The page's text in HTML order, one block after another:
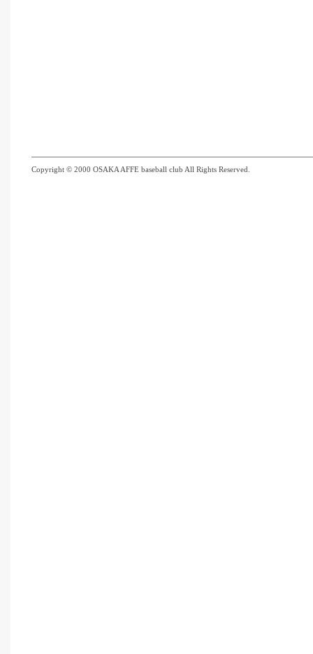
Copyright © 2000 OSAKA AFFE baseball club All Rights Reserved.